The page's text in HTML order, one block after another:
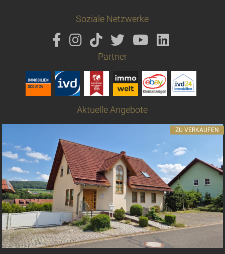
Soziale Netzwerke
Partner
Aktuelle Angebote
ZU VERKAUFEN